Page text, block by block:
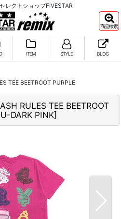
レクトショップFIVESTAR
商品検索
ITEM STYLE BLOG
TEE BEETROOT PURPLE
RULES TEE BEETROOT
DARK PINK]